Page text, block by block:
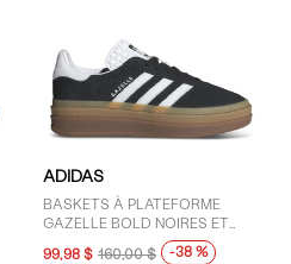
ADIDAS
BASKETS À PLATEFORME
GAZELLE BOLD NOIRES ET
BLANCHES POUR FEMMES
99,98 $ 160,00 $ -38 %